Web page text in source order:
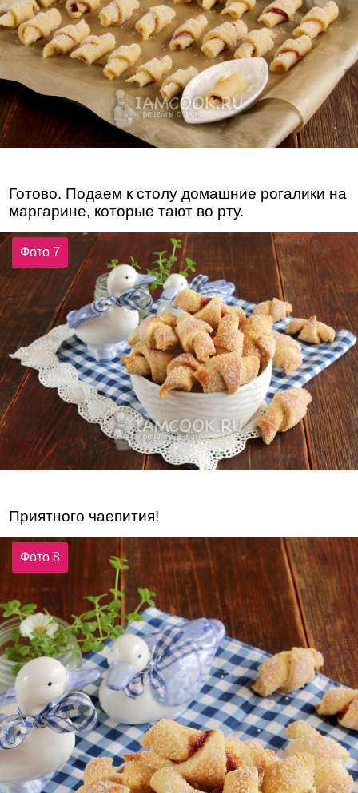
Готово. Подаем к столу домашние рогалики на
маргарине, которые тают во рту.
Фото 7
Приятного чаепития!
Фото 8